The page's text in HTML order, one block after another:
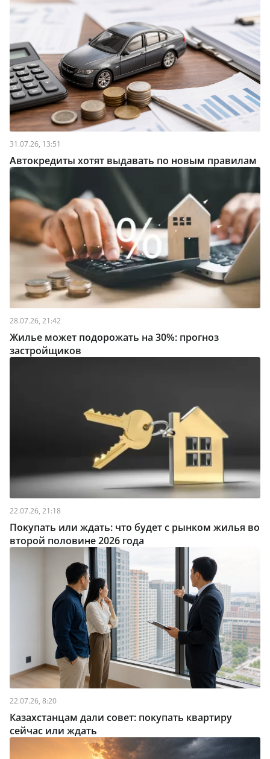
31.07.26, 13:51
Автокредиты хотят выдавать по новым правилам
28.07.26, 21:42
Жилье может подорожать на 30%: прогноз
застройщиков
22.07.26, 21:18
Покупать или ждать: что будет с рынком жилья во
второй половине 2026 года
22.07.26, 8:20
Казахстанцам дали совет: покупать квартиру
сейчас или ждать